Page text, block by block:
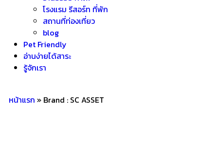
โรงแรม รีสอร์ท ที่พัก
สถานที่ท่องเที่ยว
blog
Pet Friendly
อ่านง่ายได้สาระ
รู้จักเรา
หน้าแรก » Brand : SC ASSET